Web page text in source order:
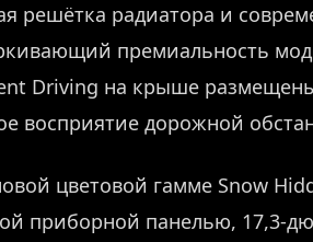
решётка радиатора и
премиальность
Driving на крыше
восприятие дорожной
цветовой гамме Snow
приборной панелью, 17,3-